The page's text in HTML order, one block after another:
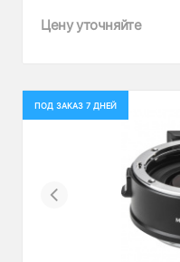
Цену уточняйте
ПОД ЗАКАЗ 7 ДНЕЙ
Previous